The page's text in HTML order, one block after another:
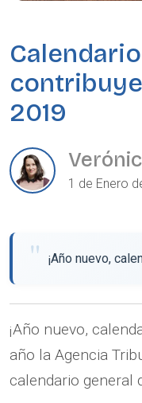
2019
1 de Enero
¡Año nuevo,
¡Año nuevo,
año la Agencia
calendario general